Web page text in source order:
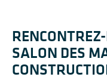
SALON DES